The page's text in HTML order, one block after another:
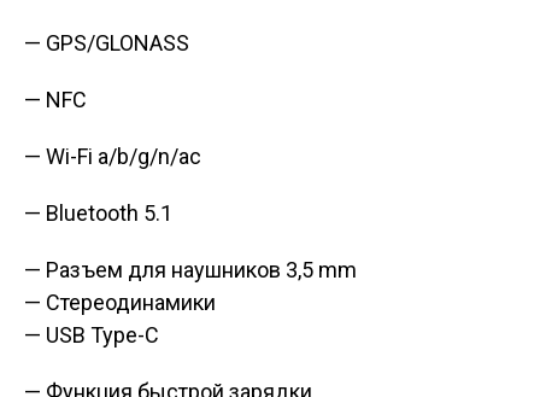
— GPS/GLONASS
— NFC
— Wi-Fi a/b/g/n/ac
— Bluetooth 5.1
— Разъем для наушников 3,5 mm
— Стереодинамики
— USB Type-C
— Функция быстрой зарядки